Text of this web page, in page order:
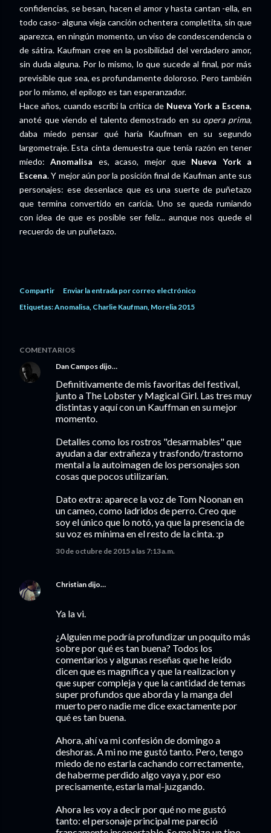
confidencias, se besan, hacen el amor y hasta cantan -ella, en
todo caso- alguna vieja canción ochentera completita, sin que
aparezca, en ningún momento, un viso de condescendencia o
de sátira. Kaufman cree en la posibilidad del verdadero amor,
sin duda alguna. Por lo mismo, lo que sucede al final, por más
previsible que sea, es profundamente doloroso. Pero también
por lo mismo, el epílogo es tan esperanzador.
Hace años, cuando escribí la crítica de Nueva York a Escena,
anoté que viendo el talento demostrado en su opera prima,
daba miedo pensar qué haría Kaufman en su segundo
largometraje. Esta cinta demuestra que tenía razón en tener
miedo:Anomalisa es, acaso, mejor que Nueva York a
Escena. Y mejor aún por la posición final de Kaufman ante sus
personajes: ese desenlace que es una suerte de puñetazo
que termina convertido en caricia. Uno se queda rumiando
con idea de que es posible ser feliz... aunque nos quede el
recuerdo de un puñetazo.
Compartir
Enviar la entrada por correo electrónico
Etiquetas:Anomalisa Charlie Kaufman Morelia 2015
COMENTARIOS
Dan Campos dijo…
Definitivamente de mis favoritas del festival,
junto a The Lobster y Magical Girl. Las tres muy
distintas y aquí con un Kauffman en su mejor
momento.
Detalles como los rostros "desarmables" que
ayudan a dar extrañeza y trasfondo/trastorno
mental a la autoimagen de los personajes son
cosas que pocos utilizarían.
Dato extra: aparece la voz de Tom Noonan en
un cameo, como ladridos de perro. Creo que
soy el único que lo notó, ya que la presencia de
su voz es mínima en el resto de la cinta. :p
30 de octubre de 2015 a las 7:13 a.m.
Christian dijo…
Ya la vi.
¿Alguien me podría profundizar un poquito más
sobre por qué es tan buena? Todos los
comentarios y algunas reseñas que he leído
dicen que es magnífica y que la realizacion y
que super compleja y que la cantidad de temas
super profundos que aborda y la manga del
muerto pero nadie me dice exactamente por
qué es tan buena.
Ahora, ahí va mi confesión de domingo a
deshoras. A mi no me gustó tanto. Pero, tengo
miedo de no estarla cachando correctamente,
de haberme perdido algo vaya y, por eso
precisamente, estarla mal-juzgando.
Ahora les voy a decir por qué no me gustó
tanto: el personaje principal me pareció